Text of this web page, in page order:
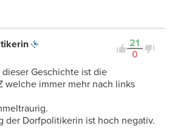
21
0
Geschichte ist die
welche immer mehr nach links
der Dorfpolitikerin ist hoch negativ.